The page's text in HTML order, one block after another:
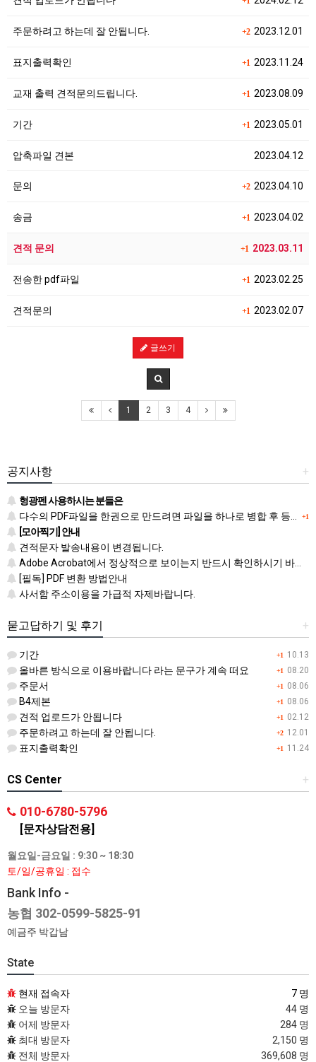
+22023.12.01
주문하려고 하는데 잘 안됩니다.
+1 2023.11.24
표지출력확인
+1 2023.08.09
교재 출력 견적문의드립니다.
+1 2023.05.01
기간
2023.04.12
압축파일 견본
+22023.04.10
문의
+1 2023.04.02
송금
+1 2023.03.11
견적 문의
+1 2023.02.25
전송한 pdf파일
+1 2023.02.07
견적문의
글쓰기
1 2 3 4
+
공지사항
형광펜 사용하시는 분들은
+1
다수의 PDF파일을 한권으로 만드려면 파일을 하나로 병합 후 등록하시기 바랍니다.
[모아찍기] 안내
견적문자 발송내용이 변경됩니다.
Adobe Acrobat에서 정상적으로 보이는지 반드시 확인하시기 바랍니다.
[필독] PDF 변환 방법안내
사서함 주소이용을 가급적 자제바랍니다.
+
묻고답하기 및 후기
+1 10.13
기간
+1 08.20
올바른 방식으로 이용바랍니다 라는 문구가 계속 떠요
+1 08.06
주문서
+1 08.06
B4제본
+1 02.12
견적 업로드가 안됩니다
+2 12.01
주문하려고 하는데 잘 안됩니다.
+1 11.24
표지출력확인
+
CS Center
010-6780-5796
[문자상담전용]
월요일-금요일 : 9:30 ~ 18:30
토/일/공휴일 : 접수
Bank Info -
농협 302-0599-5825-91
예금주 박갑남
State
현재 접속자
7 명
오늘 방문자
44 명
어제 방문자
284 명
최대 방문자
2,150 명
전체 방문자
369,608 명